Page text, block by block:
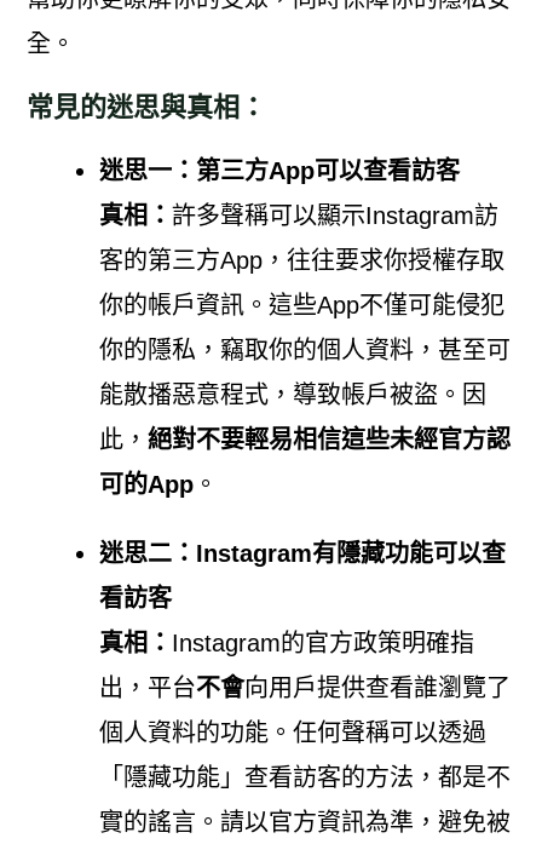
全。
常見的迷思與真相：
迷思一：第三方App可以查看訪客
真相： 許多聲稱可以顯示Instagram訪
客的第三方App，往往要求你授權存取
你的帳戶資訊。這些App不僅可能侵犯
你的隱私，竊取你的個人資料，甚至可
能散播惡意程式，導致帳戶被盜。因
此， 絕對不要輕易相信這些未經官方認
可的App。
迷思二：Instagram有隱藏功能可以查
看訪客
真相： Instagram的官方政策明確指
出，平台不會向用戶提供查看誰瀏覽了
個人資料的功能。任何聲稱可以透過
「隱藏功能」查看訪客的方法，都是不
實的謠言。請以官方資訊為準，避免被